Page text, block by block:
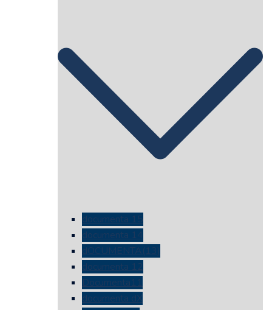
documenta 15
documenta 14
dOCUMENTA(13)
documenta 12
Documenta11
documenta dX